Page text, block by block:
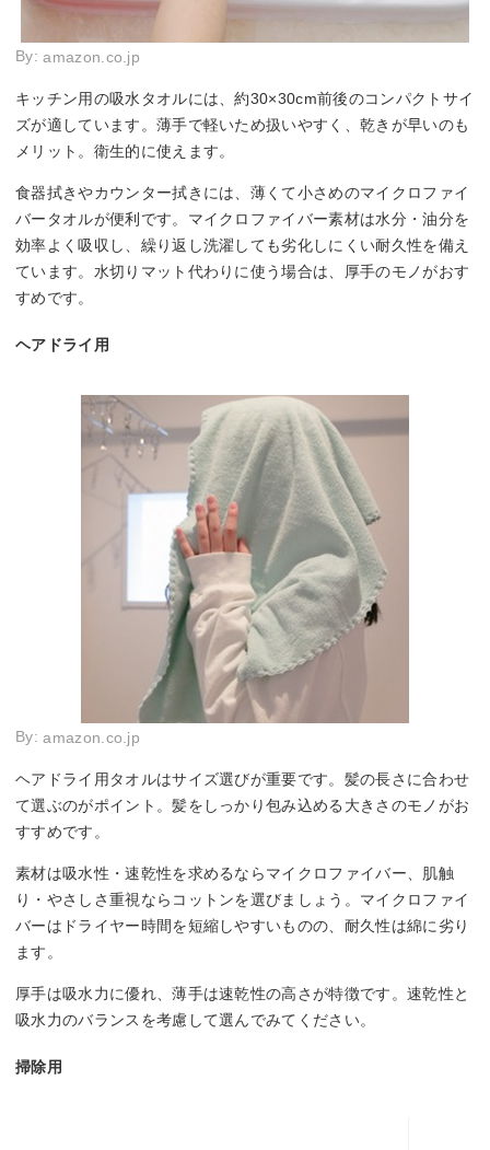
By:amazon.co.jp
キッチン用の吸水タオルには、約30×30cm前後のコンパクトサイ
ズが適しています。薄手で軽いため扱いやすく、乾きが早いのも
メリット。衛生的に使えます。
食器拭きやカウンター拭きには、薄くて小さめのマイクロファイ
バータオルが便利です。マイクロファイバー素材は水分・油分を
効率よく吸収し、繰り返し洗濯しても劣化しにくい耐久性を備え
ています。水切りマット代わりに使う場合は、厚手のモノがおす
すめです。
ヘアドライ用
By:amazon.co.jp
ヘアドライ用タオルはサイズ選びが重要です。髪の長さに合わせ
て選ぶのがポイント。髪をしっかり包み込める大きさのモノがお
すすめです。
素材は吸水性・速乾性を求めるならマイクロファイバー、肌触
り・やさしさ重視ならコットンを選びましょう。マイクロファイ
バーはドライヤー時間を短縮しやすいものの、耐久性は綿に劣り
ます。
厚手は吸水力に優れ、薄手は速乾性の高さが特徴です。速乾性と
吸水力のバランスを考慮して選んでみてください。
掃除用